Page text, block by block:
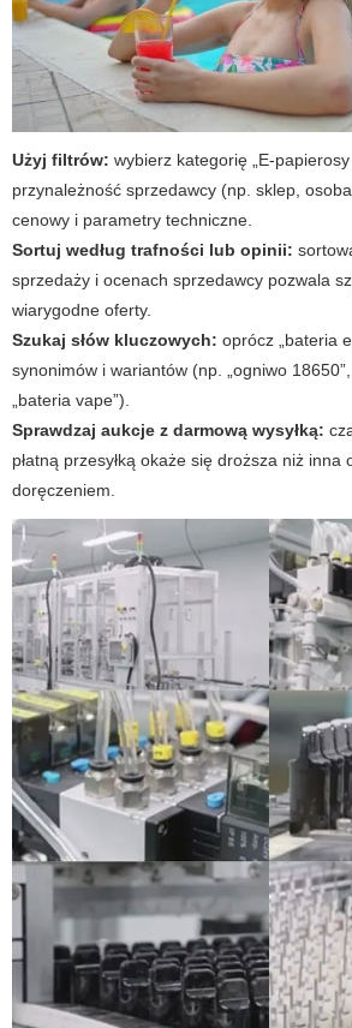
Użyj filtrów: wybierz kategorię „E-
przynależność sprzedawcy (np. sklep,
cenowy i parametry techniczne.
Sortuj według trafności lub opinii:
sprzedaży i ocenach sprzedawcy pozwala
wiarygodne oferty.
Szukaj słów kluczowych: oprócz „bateria
synonimów i wariantów (np. „ogniwo
„bateria vape”).
Sprawdzaj aukcje z darmową wysyłką:
płatną przesyłką okaże się droższa niż inna
doręczeniem.